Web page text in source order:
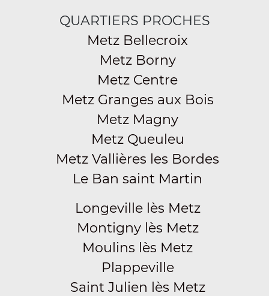
QUARTIERS PROCHES
Metz Bellecroix
Metz Borny
Metz Centre
Metz Granges aux Bois
Metz Magny
Metz Queuleu
Metz Vallières les Bordes
Le Ban saint Martin
Longeville lès Metz
Montigny lès Metz
Moulins lès Metz
Plappeville
Saint Julien lès Metz